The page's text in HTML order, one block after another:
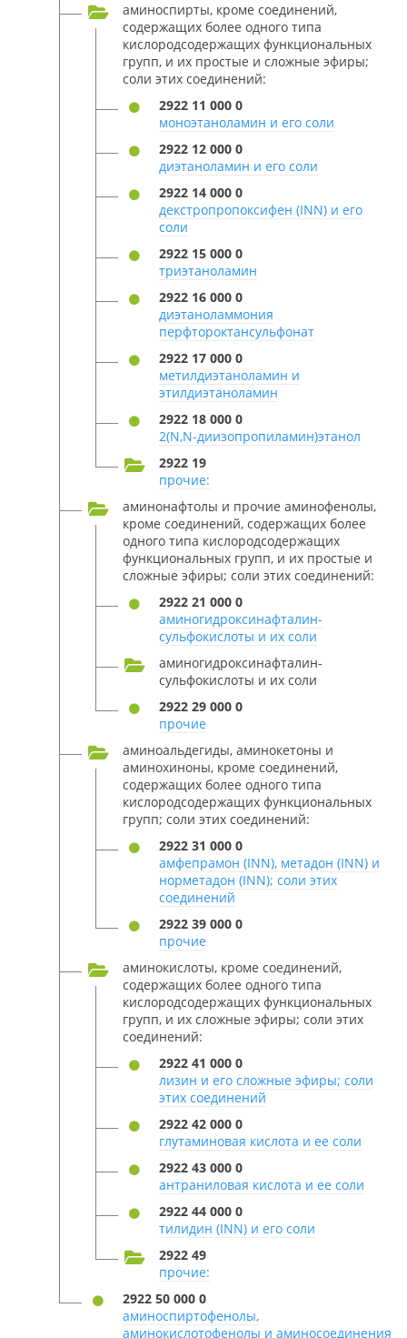
аминоспирты, кроме соединений,
содержащих более одного типа
кислородсодержащих функциональных
групп, и их простые и сложные эфиры;
соли этих соединений:
2922 11 000 0
моноэтаноламин и его соли
2922 12 000 0
диэтаноламин и его соли
2922 14 000 0
декстропропоксифен (INN) и его
соли
2922 15 000 0
триэтаноламин
2922 16 000 0
диэтаноламмония
перфтороктансульфонат
2922 17 000 0
метилдиэтаноламин и
этилдиэтаноламин
2922 18 000 0
2(N,N-диизопропиламин)этанол
2922 19
прочие:
аминонафтолы и прочие аминофенолы,
кроме соединений, содержащих более
одного типа кислородсодержащих
функциональных групп, и их простые и
сложные эфиры; соли этих соединений:
2922 21 000 0
аминогидроксинафталин-
сульфокислоты и их соли
аминогидроксинафталин-
сульфокислоты и их соли
2922 29 000 0
прочие
аминоальдегиды, аминокетоны и
аминохиноны, кроме соединений,
содержащих более одного типа
кислородсодержащих функциональных
групп; соли этих соединений:
2922 31 000 0
амфепрамон (INN), метадон (INN) и
норметадон (INN); соли этих
соединений
2922 39 000 0
прочие
аминокислоты, кроме соединений,
содержащих более одного типа
кислородсодержащих функциональных
групп, и их сложные эфиры; соли этих
соединений:
2922 41 000 0
лизин и его сложные эфиры; соли
этих соединений
2922 42 000 0
глутаминовая кислота и ее соли
2922 43 000 0
антраниловая кислота и ее соли
2922 44 000 0
тилидин (INN) и его соли
2922 49
прочие:
2922 50 000 0
аминоспиртофенолы,
аминокислотофенолы и аминосоединения